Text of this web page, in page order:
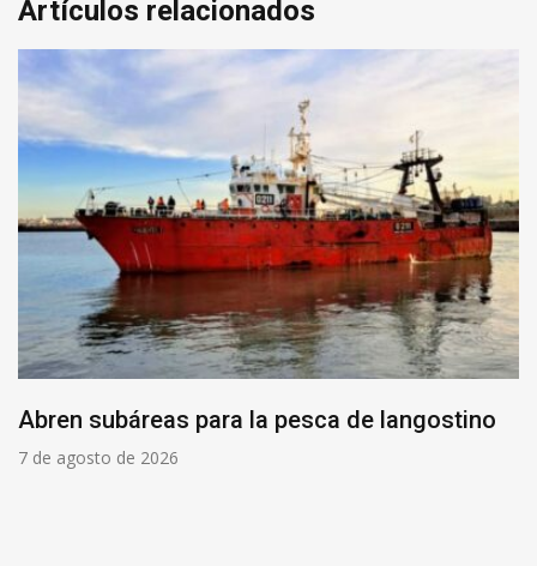
Artículos relacionados
Abren subáreas para la pesca de langostino
7 de agosto de 2026